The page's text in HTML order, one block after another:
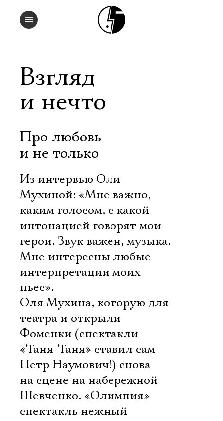
Взгляд
и нечто
Про любовь
и не только
Из интервью Оли
Мухиной: «Мне важно,
каким голосом, с какой
интонацией говорят мои
герои. Звук важен, музыка.
Мне интересны любые
интерпретации моих
пьес».
Оля Мухина, которую для
театра и открыли
Фоменки (спектакли
«Таня-Таня» ставил сам
Петр Наумович!) снова
на сцене на набережной
Шевченко. «Олимпия» 
спектакль нежный